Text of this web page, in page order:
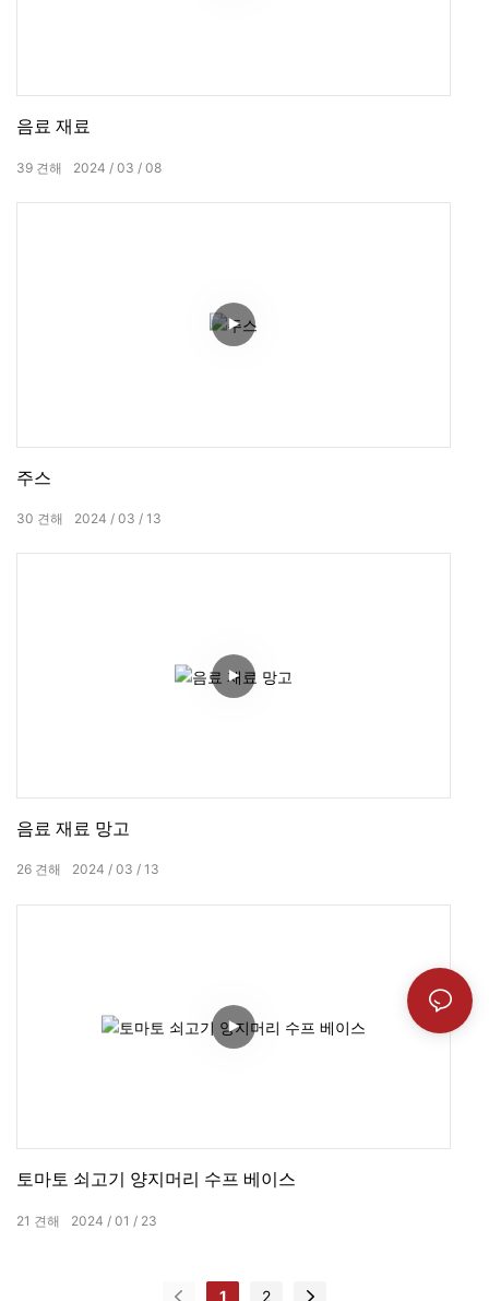
음료 재료
2024 03 08
39 견해
주스
2024 03 13
30 견해
음료 재료 망고
2024 03 13
26 견해
토마토 쇠고기 양지머리 수프 베이스
2024 01 23
21 견해
1 2